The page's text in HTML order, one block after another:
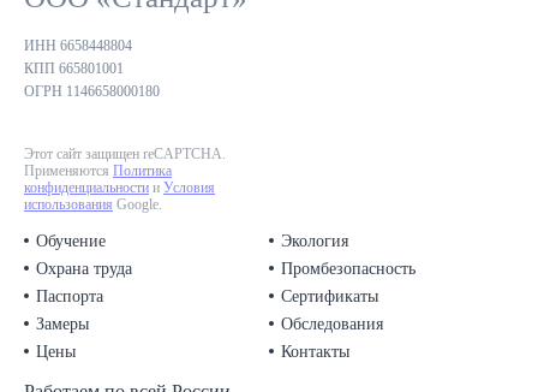
ИНН 6658448804
КПП 665801001
ОГРН 1146658000180
Этот сайт защищен reCAPTCHA.
Применяются Политика
конфиденциальности и Условия
использования Google.
Обучение
Экология
Охрана труда
Промбезопасность
Паспорта
Сертификаты
Замеры
Обследования
Цены
Контакты